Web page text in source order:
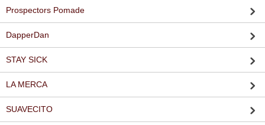
Prospectors Pomade
DapperDan
STAY SICK
LA MERCA
SUAVECITO